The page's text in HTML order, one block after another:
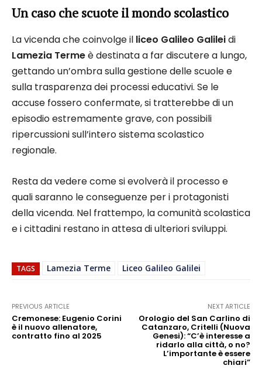
Un caso che scuote il mondo scolastico
La vicenda che coinvolge il liceo Galileo Galileidi
Lamezia Termeè destinata a far discutere a lungo,
gettando un’ombra sulla gestione delle scuole e
sulla trasparenza dei processi educativi. Se le
accuse fossero confermate, si tratterebbe di un
episodio estremamente grave, con possibili
ripercussioni sull’intero sistema scolastico
regionale.
Resta da vedere come si evolverà il processo e
quali saranno le conseguenze per i protagonisti
della vicenda. Nel frattempo, la comunità scolastica
e i cittadini restano in attesa di ulteriori sviluppi.
TAGS Lamezia Terme Liceo Galileo Galilei
PREVIOUS ARTICLE
Cremonese: Eugenio Corini
è il nuovo allenatore,
contratto fino al 2025
NEXT ARTICLE
Orologio del San Carlino di
Catanzaro, Critelli (Nuova
Genesi): “C’è interesse a
ridarlo alla città, o no?
L’importante è essere
chiari”